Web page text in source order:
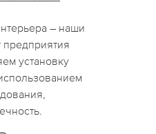
– наши
предприятия
установку